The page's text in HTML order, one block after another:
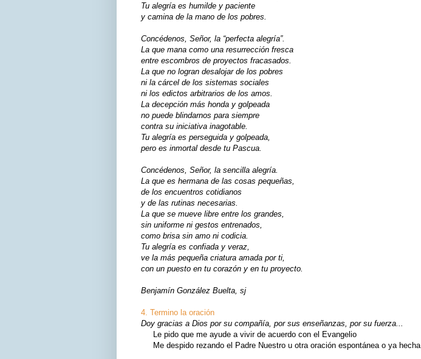
Tu alegría es humilde y paciente
y camina de la mano de los pobres.
Concédenos, Señor, la “perfecta alegría”.
La que mana como una resurrección fresca
entre escombros de proyectos fracasados.
La que no logran desalojar de los pobres
ni la cárcel de los sistemas sociales
ni los edictos arbitrarios de los amos.
La decepción más honda y golpeada
no puede blindarnos para siempre
contra su iniciativa inagotable.
Tu alegría es perseguida y golpeada,
pero es inmortal desde tu Pascua.
Concédenos, Señor, la sencilla alegría.
La que es hermana de las cosas pequeñas,
de los encuentros cotidianos
y de las rutinas necesarias.
La que se mueve libre entre los grandes,
sin uniforme ni gestos entrenados,
como brisa sin amo ni codicia.
Tu alegría es confiada y veraz,
ve la más pequeña criatura amada por ti,
con un puesto en tu corazón y en tu proyecto.
Benjamín González Buelta, sj
4. Termino la oración
Doy gracias a Dios por su compañía, por sus enseñanzas, por su fuerza...
Le pido que me ayude a vivir de acuerdo con el Evangelio
Me despido rezando el Padre Nuestro u otra oración espontánea o ya hecha.